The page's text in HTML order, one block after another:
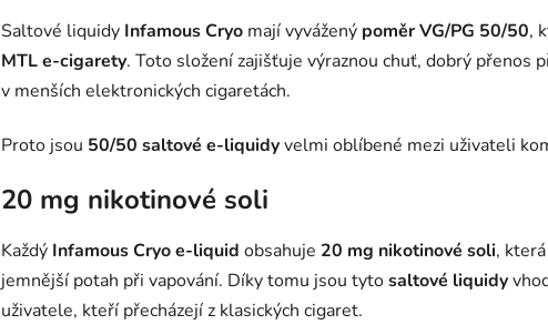
ý
p
Saltové liquidy Infamous Cryo mají vyvážený poměr VG/PG 50/50,
MTL e-cigarety. Toto složení zajišťuje výraznou chuť, dobrý přenos
v menších elektronických cigaretách.
Proto jsou 50/50 saltové e-liquidyvelmi oblíbené mezi uživateli
20 mg nikotinové soli
Každý Infamous Cryo e-liquid obsahuje 20 mg nikotinové soli,
jemnější potah při vapování. Díky tomu jsou tytosaltové liquidy
uživatele, kteří přecházejí z klasických cigaret.